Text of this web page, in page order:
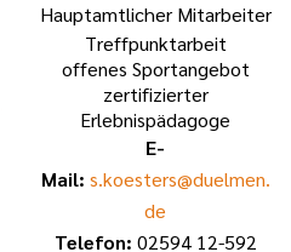
Hauptamtlicher Mitarbeiter
Treffpunktarbeit
offenes Sportangebot
zertifizierter
Erlebnispädagoge
E-
Mail: s.koesters@duelmen.
de
Telefon: 02594 12-592